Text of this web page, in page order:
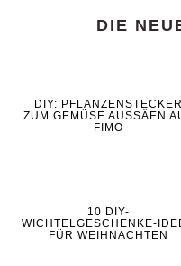
DIE
DIY: PFLANZENSTECKER
ZUM GEMÜSE AUSSÄEN
FIMO
10 DIY-
WICHTELGESCHENKE-
FÜR WEIHNACHTEN